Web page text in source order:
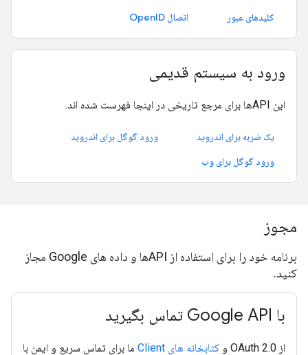
کلیدهای عبور اتصال OpenID
ورود به سیستم قدیمی
این APIها برای مرجع تاریخی در اینجا فهرست شده اند.
یک ضربه برای اندروید
ورود گوگل برای اندروید
ورود گوگل برای وب
مجوز
برنامه خود را برای استفاده از APIها و داده های Google مجاز
کنید.
با Google API تماس بگیرید
از OAuth 2.0 و کتابخانه های Client
ما برای تماس سریع و ایمن با